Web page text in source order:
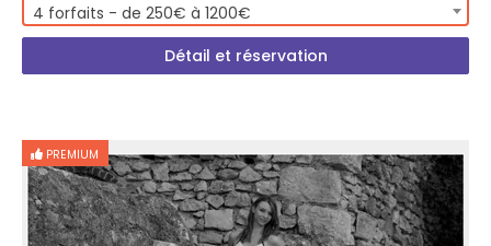
4 forfaits - de 250€ à 1200€
Détail et réservation
PREMIUM